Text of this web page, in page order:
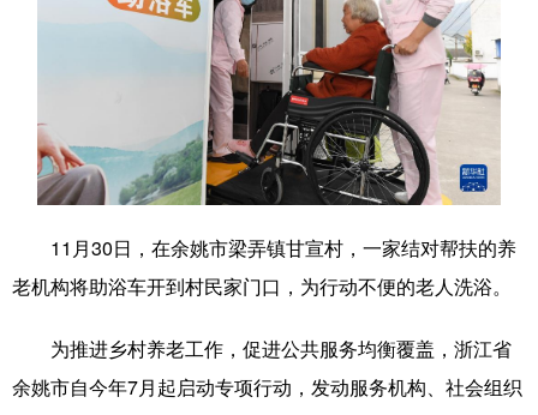
视频 图片 政务
中央文件 金融 汽车
人居 信息化 数字经济
学术中国 乡村振兴 银龄 溯源中国
城市 旅游 能源 会展
彩票 娱乐 时尚 悦读
公益 一带一路 亚太网 上市公司
文化产业
11月30日，在余姚市梁弄镇甘宣村，一家结对帮扶的养
老机构将助浴车开到村民家门口，为行动不便的老人洗浴。
为推进乡村养老工作，促进公共服务均衡覆盖，浙江省
余姚市自今年7月起启动专项行动，发动服务机构、社会组织